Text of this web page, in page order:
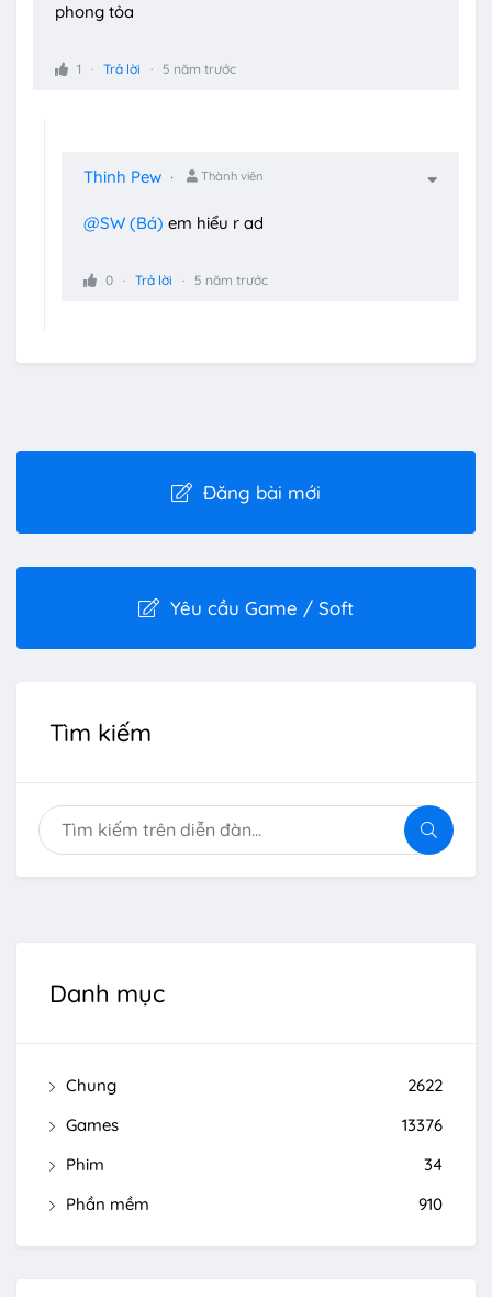
phong tỏa
1 Trả lời 5 năm trước
Thinh Pew Thành viên
@SW (Bá) em hiểu r ad
0 Trả lời 5 năm trước
Đăng bài mới
Yêu cầu Game / Soft
Tìm kiếm
Danh mục
Chung
2622
Games
13376
Phim
34
Phần mềm
910